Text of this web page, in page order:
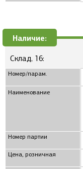
Наличие:
Склад, 16:
Номер/парам.
Наименование
Номер партии
Цена, розничная